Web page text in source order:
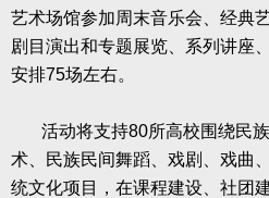
艺术场馆参加周末音乐会、经典
剧目演出和专题展览、系列讲座
安排75场左右。
活动将支持80所高校围绕民
术、民族民间舞蹈、戏剧、戏曲
统文化项目，在课程建设、社团